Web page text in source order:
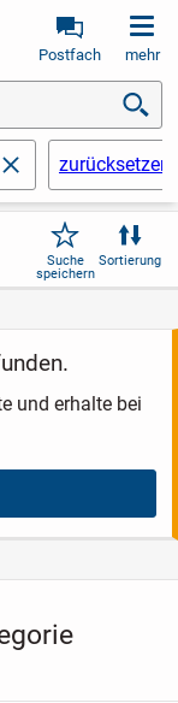
Postfach mehr
schließenzurücksetzen
Suche
speichern
Sortierung
und erhalte bei